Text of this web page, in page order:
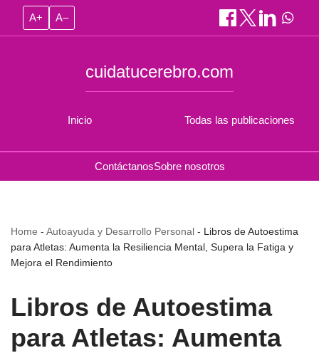
A+ A–
Inicio
cuidatucerebro.com
Todas las publicaciones
ContáctanosSobre nosotros
Home - Autoayuda y Desarrollo Personal - Libros de Autoestima
para Atletas: Aumenta la Resiliencia Mental, Supera la Fatiga y
Mejora el Rendimiento
Libros de Autoestima
para Atletas: Aumenta